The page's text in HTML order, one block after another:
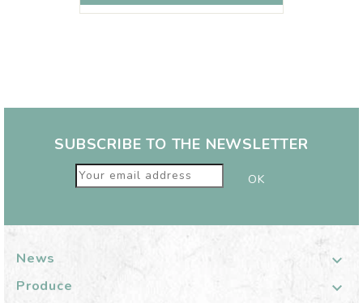
SUBSCRIBE TO THE NEWSLETTER
News 
Produce 